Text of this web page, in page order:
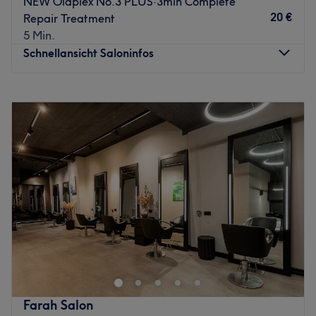
zum Wohlfühlen. Expertise: Nagelmodellagen und -
designs. Extras: Zentral gelegen und gut an die Öffis
angebunden.
Repair Treatment
5 Min.
20 €
Schnellansicht Saloninfos
Dienstag
–18:00
Mittwoch
09:00
18:00
Donnerstag
09:00
19:00
Freitag
09:00 –19:00
Samstag
08:00 –14:00
Sonntag
Geschlossen
Dein Friseur in Hamburg-Wandsbek
Wir verwandeln dein Haar in ein echtes Statement
Bei uns bist du nicht nur ein Projekt unter vielen –du bist
Farah Salon